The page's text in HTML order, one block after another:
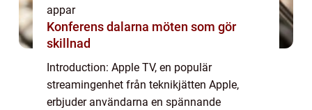
appar
Konferens dalarna möten som gör
skillnad
Introduction: Apple TV, en populär
streamingenhet från teknikjätten Apple,
erbjuder användarna en spännande